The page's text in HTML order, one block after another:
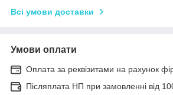
Всі умови доставки
Умови оплати
Оплата за реквізитами на рахунок
Післяплата НП при замовленні від